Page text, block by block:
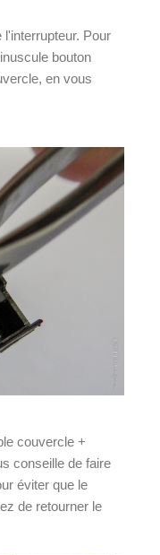
Pour
bouton
en vous
couvercle +
conseille de faire
éviter que le
de retourner le